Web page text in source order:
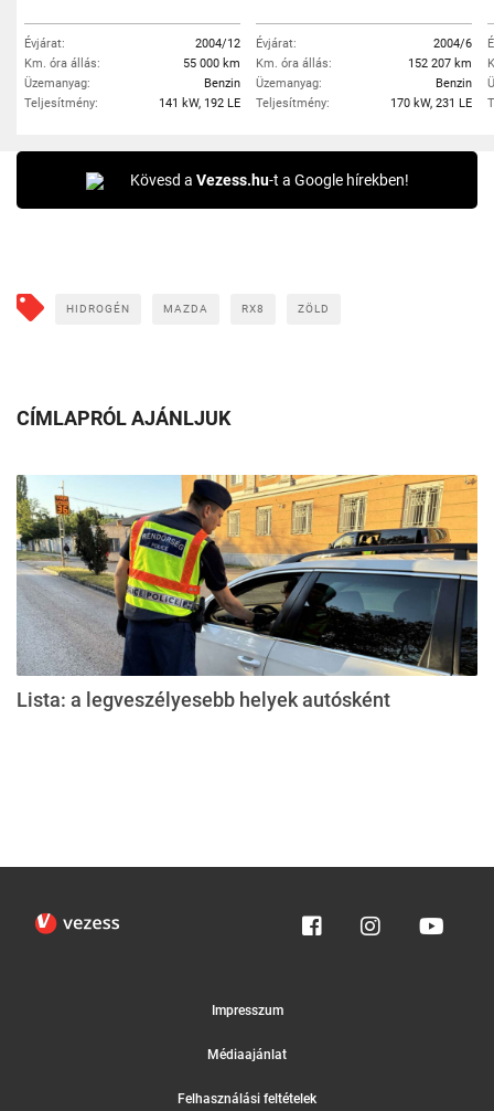
Évjárat:
2004/12
Km. óra állás:
55 000 km
Üzemanyag:
Benzin
Teljesítmény:
141 kW, 192 LE
Évjárat:
2004/6
Km. óra állás:
152 207 km
Üzemanyag:
Benzin
Teljesítmény:
170 kW, 231 LE
Kövesd a Vezess.hu-t a Google hírekben!
HIDROGÉN MAZDA RX8 ZÖLD
CÍMLAPRÓL AJÁNLJUK
Lista: a legveszélyesebb helyek autósként
Impresszum
Médiaajánlat
Felhasználási feltételek